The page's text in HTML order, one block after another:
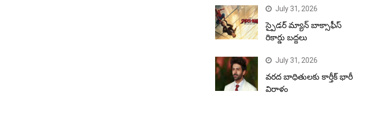
July 31, 2026
స్పైడర్ మ్యాన్ బాక్సాఫీస్
రికార్డు బద్దలు
July 31, 2026
వరద బాధితులకు కార్తీక్ భారీ
విరాళం